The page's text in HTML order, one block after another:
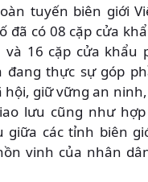
tuyến biên giới
đã có 08 cặp cửa
16 cặp cửa khẩu
đang thực sự góp
hội, giữ vững an
lưu cũng như
giữa các tỉnh biên
vinh của nhân